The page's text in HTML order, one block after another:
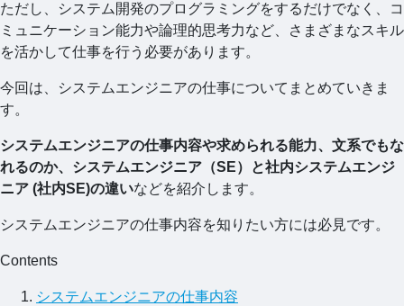
ただし、システム開発のプログラミングをするだけでなく、コ
ミュニケーション能力や論理的思考力など、さまざまなスキル
を活かして仕事を行う必要があります。
今回は、システムエンジニアの仕事についてまとめていきま
す。
システムエンジニアの仕事内容や求められる能力、文系でもな
れるのか、システムエンジニア（SE）と社内システムエンジ
ニア (社内SE)の違いなどを紹介します。
システムエンジニアの仕事内容を知りたい方には必見です。
Contents
システムエンジニアの仕事内容